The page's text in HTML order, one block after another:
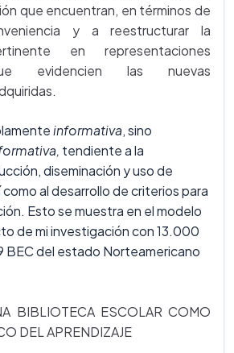
que encuentran, en términos de
y a reestructurar la
en representaciones
evidencien las nuevas
informativa, sino
tendiente a la
diseminación y uso de
al desarrollo de criterios para
Esto se muestra en el modelo
de mi investigación con 13.000
BEC del estado Norteamericano
BIBLIOTECA ESCOLAR COMO
DEL APRENDIZAJE